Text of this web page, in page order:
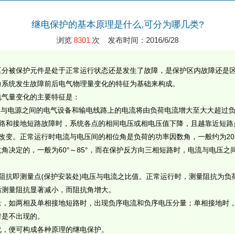
继电保护的基本原理是什么,可分为哪几类?
浏览 8301 次 发布时间：2016/6/28
被保护元件是处于正常运行状态还是发生了故障，是保护区内故障还是
系统发生故障前后电气物理量变化的特征为基础来构成。
量变化的主要特征是：
电源之间的电气设备和输电线路上的电流将由负荷电流增大至大大超过
和接地短路故障时，系统各点的相间电压或相电压值下降，且越靠近短路
变。正常运行时电流与电压间的相位角是负荷的功率因数角，一般约为
决定的，一般为60° ～85° ，而在保护反方向三相短路时，电流与电压之
抗即测量点(保护安装处)电压与电流之比值。正常运行时，测量阻抗为
量阻抗显著减小，而阻抗角增大。
如两相及单相接地短路时，出现负序电流和负序电压分量；单相接地时
不出现的。
便可构成各种原理的继电保护。